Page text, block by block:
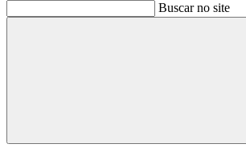
Buscar no site
Buscar